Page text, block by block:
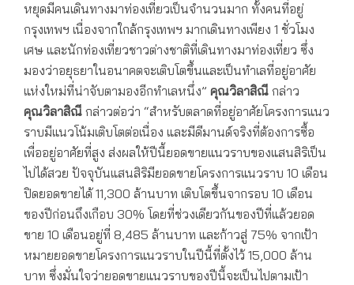
หยุดมีคนเดินทางมาท่องเที่ยวเป็นจำนวนมาก ทั้งคนที่อยู่
กรุงเทพฯ เนื่องจากใกล้กรุงเทพฯ มากเดินทางเพียง 1 ชั่วโมง
เศษ และนักท่องเที่ยวชาวต่างชาติที่เดินทางมาท่องเที่ยว ซึ่ง
มองว่าอยุธยาในอนาคตจะเติบโตขึ้นและเป็นทำเลที่อยู่อาศัย
แห่งใหม่ที่น่าจับตามองอีกทำเลหนึ่ง” คุณวิลาสิณี กล่าว
คุณวิลาสิณี กล่าวต่อว่า “สำหรับตลาดที่อยู่อาศัยโครงการแนว
ราบมีแนวโน้มเติบโตต่อเนื่อง และมีดีมานด์จริงที่ต้องการซื้อ
เพื่ออยู่อาศัยที่สูง ส่งผลให้ปีนี้ยอดขายแนวราบของแสนสิริเป็น
ไปได้สวย ปัจจุบันแสนสิริมียอดขายโครงการแนวราบ 10 เดือน
ปิดยอดขายได้ 11,300 ล้านบาท เติบโตขึ้นจากรอบ 10 เดือน
ของปีก่อนถึงเกือบ 30% โดยที่ช่วงเดียวกันของปีที่แล้วยอด
ขาย 10 เดือนอยู่ที่ 8,485 ล้านบาท และก้าวสู่ 75% จากเป้า
หมายยอดขายโครงการแนวราบในปีนี้ที่ตั้งไว้ 15,000 ล้าน
บาท ซึ่งมั่นใจว่ายอดขายแนวราบของปีนี้จะเป็นไปตามเป้า